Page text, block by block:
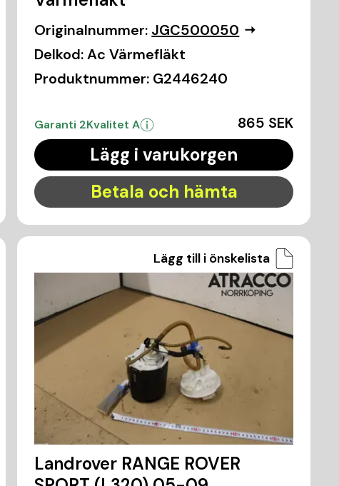
Originalnummer: JGC500050
Delkod: Ac Värmefläkt
Produktnummer: G2446240
Garanti 2Kvalitet A 865 SEK
Lägg i varukorgen
Betala och hämta
Lägg till i önskelista
Landrover RANGE ROVER